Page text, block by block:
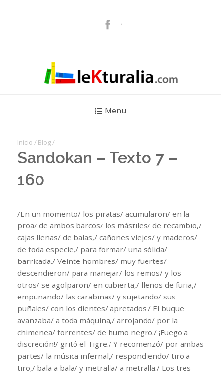
Menu
Inicio / Blog /
Sandokan – Texto 7 –
160
/En un momento/ los piratas/ acumularon/ en la
proa/ de ambos barcos/ los mástiles/ de recambio,/
cajas llenas/ de balas,/ cañones viejos/ y maderos/
de toda especie,/ para formar/ una sólida/
barricada./ Veinte hombres/ muy fuertes/
descendieron/ para manejar/ los remos/ y los
otros/ se agolparon/ en cubierta,/ llenos de furia,/
empuñando/ las carabinas/ y sujetando/ sus
puñales/ con los dientes/ apretados./ El buque
avanzaba/ a toda máquina,/ arrojando/ por la
chimenea/ torrentes/ de humo negro./ ¡Fuego a
discreción!/ gritó el Tigre./ Y recomenzó/ por ambas
partes/ la música infernal,/ respondiendo/ tiro a
tiro,/ bala a bala/ y metralla/ a metralla./ Los tres